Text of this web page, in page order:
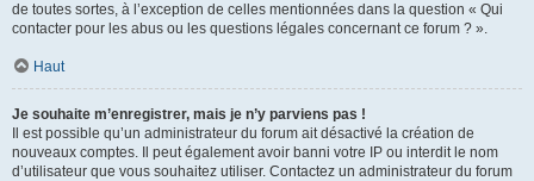
de toutes sortes, à l’exception de celles mentionnées dans la question « Qui
contacter pour les abus ou les questions légales concernant ce forum ? ».
Haut
Je souhaite m’enregistrer, mais je n’y parviens pas !
Il est possible qu’un administrateur du forum ait désactivé la création de
nouveaux comptes. Il peut également avoir banni votre IP ou interdit le nom
d’utilisateur que vous souhaitez utiliser. Contactez un administrateur du forum